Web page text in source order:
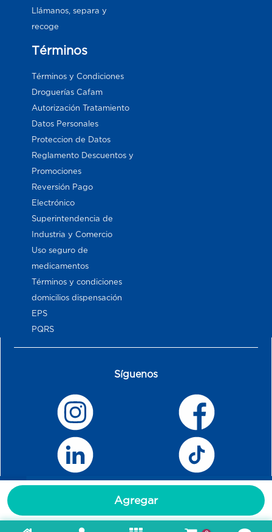
Agregar
Llámanos, separa y
recoge
Términos
Términos y Condiciones
Droguerías Cafam
Autorización Tratamiento
Datos Personales
Proteccion de Datos
Reglamento Descuentos y
Promociones
Reversión Pago
Electrónico
Superintendencia de
Industria y Comercio
Uso seguro de
medicamentos
Términos y condiciones
domicilios dispensación
EPS
PQRS
Síguenos